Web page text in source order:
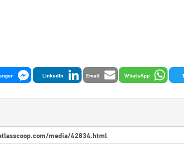
WhatsApp
Email
LinkedIn